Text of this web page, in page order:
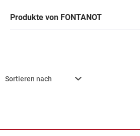
Produkte von FONTANOT